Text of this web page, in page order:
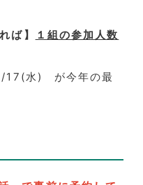
ば】
１組の参加人数
17(水) が今年の最